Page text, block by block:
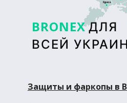
BRONEX ДЛЯ
ВСЕЙ
Одеса
Защиты и фаркопы в